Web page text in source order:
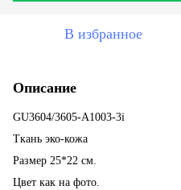
В избранное
Описание
GU3604/3605-A1003-3i
Ткань эко-кожа
Размер 25*22 см.
Цвет как на фото.